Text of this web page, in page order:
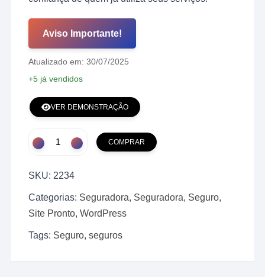
Aviso Importante!
Atualizado em: 30/07/2025
+5 já vendidos
VER DEMONSTRAÇÃO
para
Rápido,
Responsivo
Completo
2025
COMPRAR
SKU: 2234
Categorias: Seguradora, Seguradora, Seguro,
Site Pronto,WordPress
Tags: Seguro,seguros